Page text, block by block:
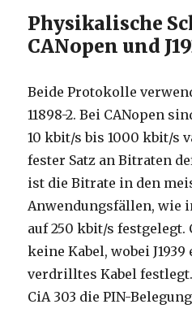
Physikalische
CANopen und
Beide Protokolle
11898-2. Bei CANopen
10 kbit/s bis 1000 kbit/s
fester Satz an Bitraten
ist die Bitrate in den
Anwendungsfällen, wie
auf 250 kbit/s
keine Kabel, wobei
verdrilltes Kabel
CiA 303 die PIN-